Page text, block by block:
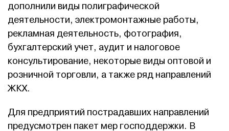
дополнили виды полиграфической
деятельности, электромонтажные работы,
рекламная деятельность, фотография,
бухгалтерский учет, аудит и налоговое
консультирование, некоторые виды оптовой и
розничной торговли, а также ряд направлений
ЖКХ.
Для предприятий пострадавших направлений
предусмотрен пакет мер господдержки. В